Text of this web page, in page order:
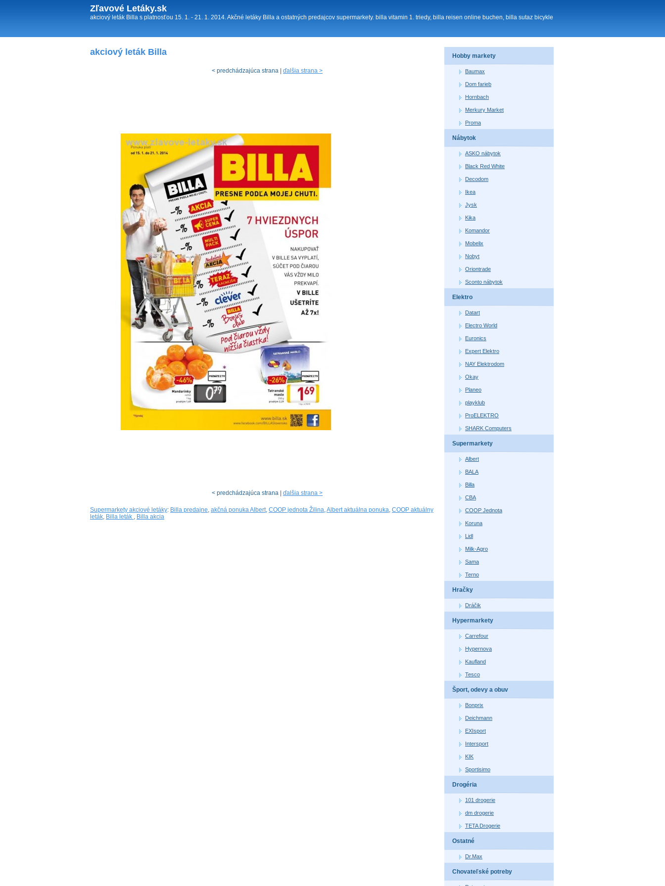
Zľavové Letáky.sk
akciový leták Billa s platnosťou 15. 1. - 21. 1. 2014. Akčné letáky Billa a ostatných predajcov supermarkety. billa vitamin 1. triedy, billa reisen online buchen, billa sutaz bicykle
akciový leták Billa
< predchádzajúca strana | ďalšia strana >
< predchádzajúca strana | ďalšia strana >
Supermarkety akciové letáky: Billa predajne, akčná ponuka Albert, COOP jednota Žilina,Albert aktuálna ponuka, COOP aktuálny
leták, Billa leták , Billa akcia
Hobby markety
Baumax
Dom farieb
Hornbach
Merkury Market
Proma
Nábytok
ASKO nábytok
Black Red White
Decodom
Ikea
Jysk
Kika
Komandor
Mobelix
Nobyt
Oriontrade
Sconto nábytok
Elektro
Datart
Electro World
Euronics
Expert Elektro
NAY Elektrodom
Okay
Planeo
playklub
ProELEKTRO
SHARK Computers
Supermarkety
Albert
BALA
Billa
CBA
COOP Jednota
Koruna
Lidl
Milk-Agro
Sama
Terno
Hračky
Dráčik
Hypermarkety
Carrefour
Hypernova
Kaufland
Tesco
Šport, odevy a obuv
Bonprix
Deichmann
EXIsport
Intersport
KIK
Sportisimo
Drogéria
101 drogerie
dm drogerie
TETA Drogerie
Ostatné
Dr.Max
Chovateľské potreby